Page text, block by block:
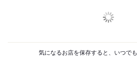
気になるお店を保存すると、いつでも